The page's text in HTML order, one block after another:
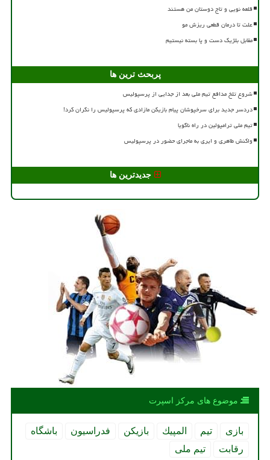
قلعه نویی و تاج دوستان من هستند
علت تا درمان قطعی ریزش مو
مقابل بلژیک دست و پا بسته نیستیم
پربحث ترین ها
شروع تلخ مدافع تیم ملی بعد از جدایی از پرسپولیس
دردسر جدید برای سرخپوشان پیام بازیکن مازادی که پرسپولیس را نگران کرد!
تیم ملی ترامپولین در راه ناگویا
واکنش طاهری و ایری به ماجرای حضور در پرسپولیس
جدیدترین ها
موضوع های مركز اسپرت
بازی تیم المپیك بازیكن فدراسیون
باشگاه
رقابت
تیم ملی